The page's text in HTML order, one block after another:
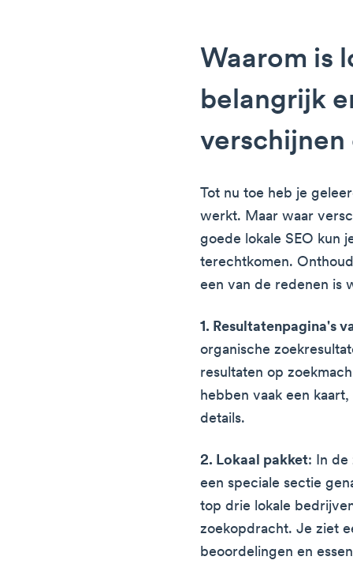
Waarom is
belangrijk
verschijnen
Tot nu toe heb je
werkt. Maar waar
goede lokale SEO kun
terechtkomen.
een van de redenen is
1. Resultatenpagina's
organische
resultaten op
hebben vaak een
details.
2. Lokaal pakket: In de
een speciale sectie
top drie lokale
zoekopdracht. Je ziet
beoordelingen en